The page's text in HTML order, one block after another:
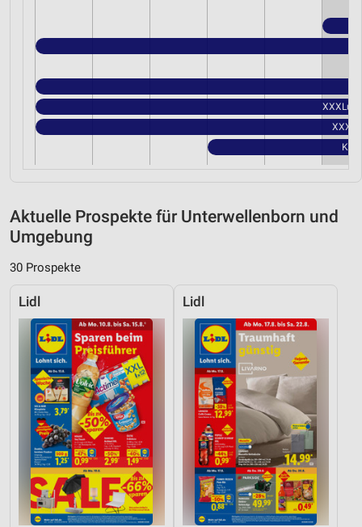
XXXLutz
Aktuelle Prospekte für Unterwellenborn und
Umgebung
30 Prospekte
Lidl Lidl